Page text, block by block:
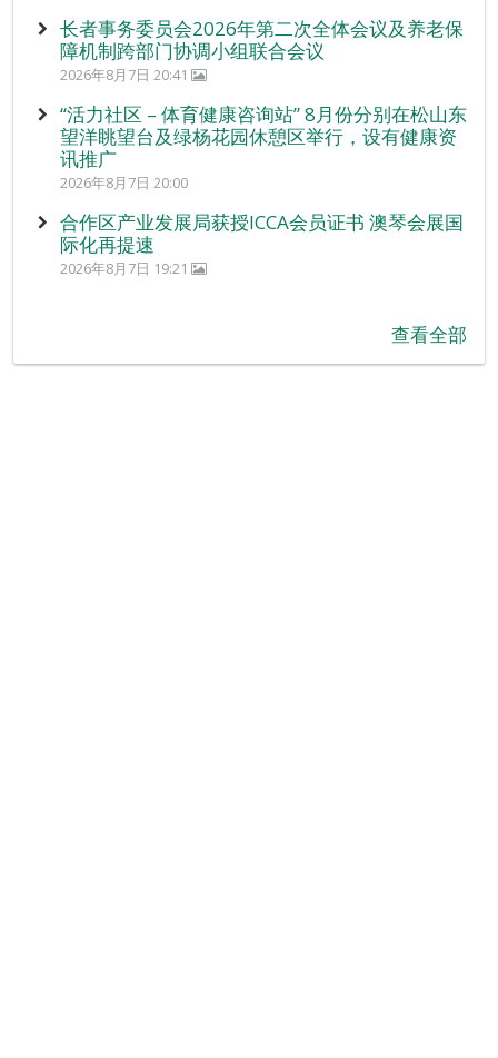
长者事务委员会2026年第二次全体会议及养老保
障机制跨部门协调小组联合会议
2026年8月7日 20:41
“活力社区 – 体育健康咨询站” 8月份分别在松山东
望洋眺望台及绿杨花园休憩区举行，设有健康资
讯推广
2026年8月7日 20:00
合作区产业发展局获授ICCA会员证书 澳琴会展国
际化再提速
2026年8月7日 19:21
查看全部